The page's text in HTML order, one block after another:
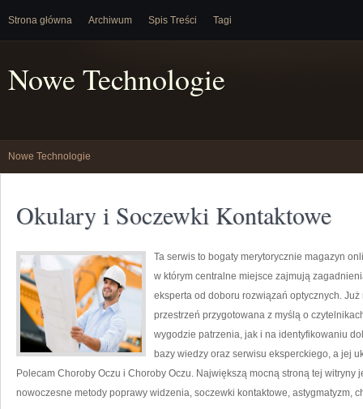
Strona główna Archiwum Spis Treści Tagi
Nowe Technologie
Nowe Technologie
Okulary i Soczewki Kontaktowe
Ta serwis to bogaty merytorycznie magazyn
w którym centralne miejsce zajmują
eksperta od doboru rozwiązań optycznych.
przestrzeń przygotowana z myślą o
wygodzie patrzenia, jak i na identyfikowaniu
bazy wiedzy oraz serwisu eksperckiego, a jej
Polecam Choroby Oczu i Choroby Oczu. Największą mocną stroną tej witryny
nowoczesne metody poprawy widzenia, soczewki kontaktowe, astygmatyzm,